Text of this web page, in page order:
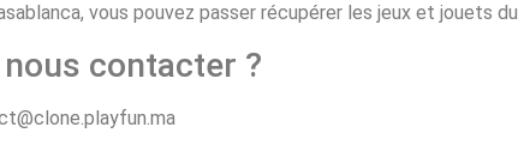
vous pouvez passer récupérer les jeux et jouets
contacter ?